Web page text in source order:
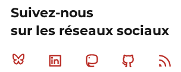
Suivez-nous
sur les réseaux sociaux
Bluesky Linkedin MastodonGithub